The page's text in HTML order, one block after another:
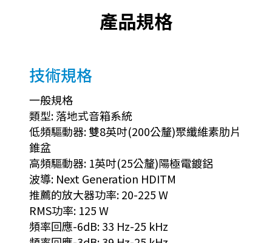
產品規格
技術規格
一般規格
類型: 落地式音箱系統
低頻驅動器: 雙8英吋(200公釐)聚纖維素肋片
錐盆
高頻驅動器: 1英吋(25公釐)陽極電鍍鋁
波導: Next Generation HDITM
推薦的放大器功率: 20-225 W
RMS功率: 125 W
頻率回應-6dB: 33 Hz-25 kHz